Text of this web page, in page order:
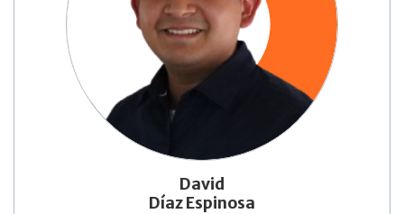
David
Díaz Espinosa